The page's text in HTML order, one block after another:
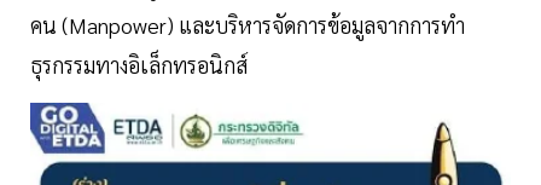
คน (Manpower) และบริหารจัดการข้อมูลจากการทำ
ธุรกรรมทางอิเล็กทรอนิกส์